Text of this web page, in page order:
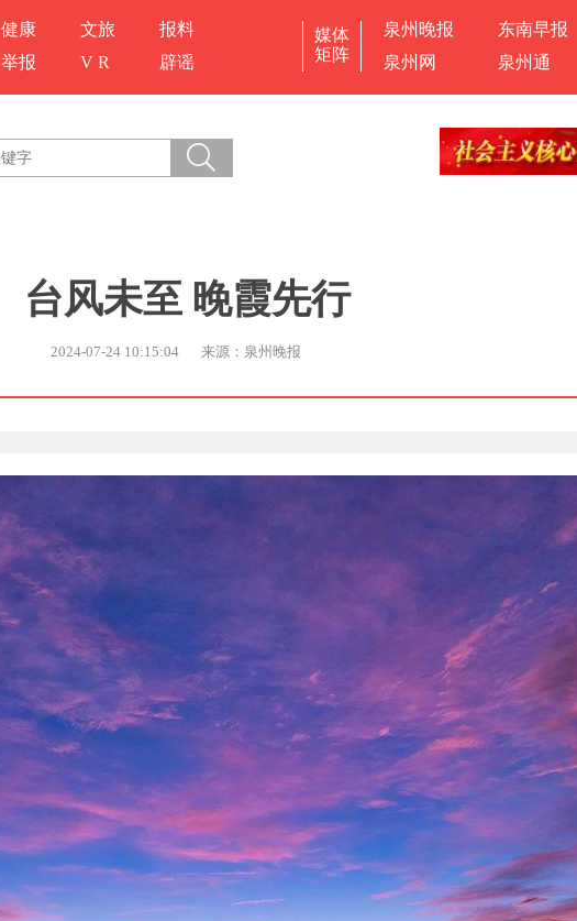
健康 文旅
报料
举报 V R 辟谣
媒体
矩阵
泉州晚报 东南早报
泉州网
泉州通
台风未至 晚霞先行
2024-07-24 10:15:04 来源：泉州晚报